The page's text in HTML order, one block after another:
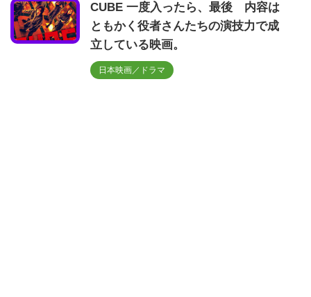
CUBE 一度入ったら、最後 内容は
ともかく役者さんたちの演技力で成
立している映画。
日本映画／ドラマ